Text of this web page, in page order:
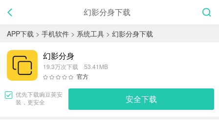
幻影分身下载
APP下载 > 手机软件 > 系统工具 > 幻影分身下载
幻影分身
19.3万次下载 53.41MB
官方
优先下载豌豆荚安
装，更安全
安全下载